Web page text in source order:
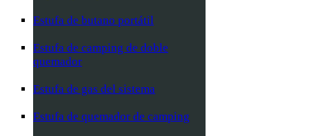
Estufa de butano portátil
Estufa de camping de doble
quemador
Estufa de gas del sistema
Estufa de quemador de camping